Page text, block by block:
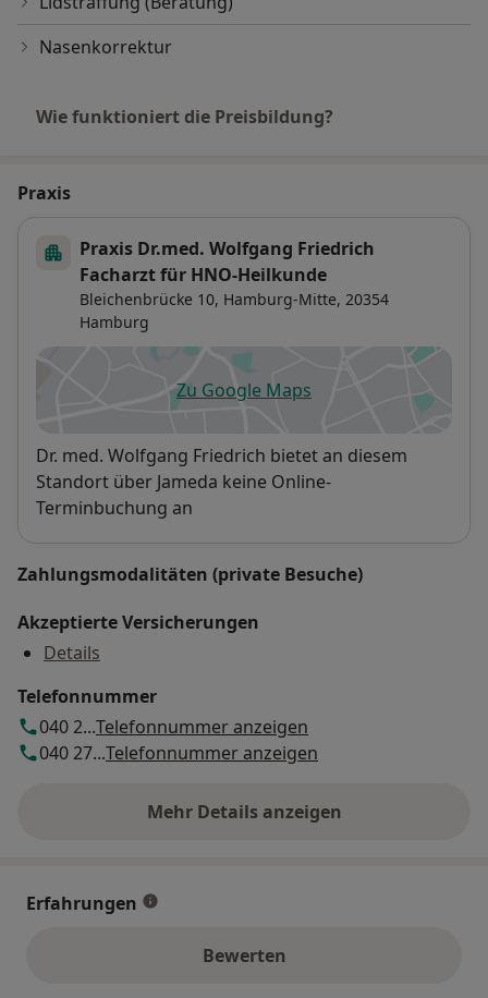
Nasenkorrektur
Wie funktioniert die Preisbildung?
Praxis
Praxis Dr.med. Wolfgang Friedrich
Facharzt für HNO-Heilkunde
Bleichenbrücke 10, Hamburg-Mitte, 20354
Hamburg
Zu Google Mapsöffnet in einer neuen
Verfügbarkeit
Dr. med. Wolfgang Friedrich bietet an diesem
Standort über Jameda keine Online-
Terminbuchung an
Zahlungsmodalitäten (private Besuche)
Akzeptierte Versicherungen
Details
Telefonnummer
040 2...Telefonnummer anzeigen
040 27...Telefonnummer anzeigen
Mehr Details anzeigen
über die Adresse
Erfahrungen
Bewerten